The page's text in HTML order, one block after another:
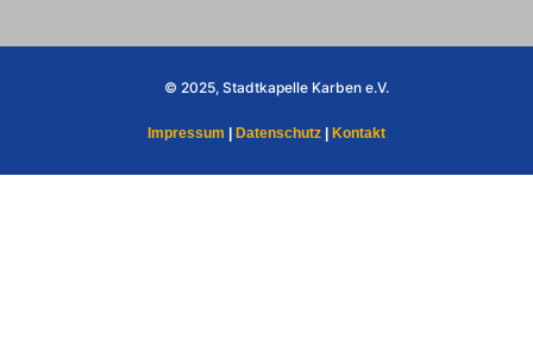
© 2025, Stadtkapelle Karben e.V.
Impressum Datenschutz Kontakt